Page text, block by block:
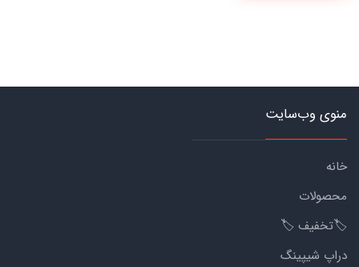
منوی وب‌سایت
خانه
محصولات
🏷️تخفیف 🏷️
دراپ شیپینگ